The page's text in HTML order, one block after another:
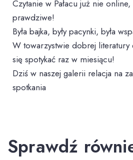
Czytanie w Pałacu już nie
prawdziwe!
Była bajka, były pacynki, była
W towarzystwie dobrej
się spotykać raz w miesiącu!
Dziś w naszej galerii relacja na
spotkania
Sprawdź